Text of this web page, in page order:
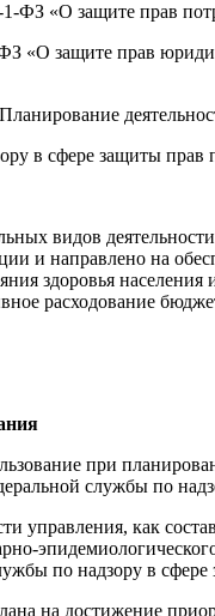
ФЗ «О защите прав
«О защите прав
в сфере защиты прав
видов
и направлено на
здоровья
расходование
при
службы по
управления, как
по надзору в
на достижение